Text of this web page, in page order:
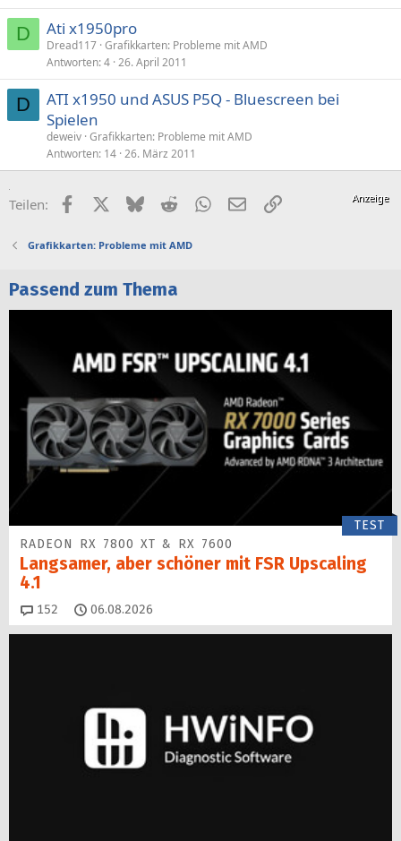
D Ati x1950pro
Dread117 Grafikkarten: Probleme mit AMD
Antworten 4 26. April 2011
D
ATI x1950 und ASUS P5Q - Bluescreen bei
Spielen
deweiv Grafikkarten: Probleme mit AMD
Antworten 14 26. März 2011
Teilen: FacebookX (Twitter)
BlueskyRedditWhatsApp
E-MailLink
Grafikkarten: Probleme mit AMD
Passend zum Thema
TEST
RADEON RX 7800 XT & RX 7600
Langsamer, aber schöner mit FSR Upscaling
4.1
152 Kommentare
06.08.2026